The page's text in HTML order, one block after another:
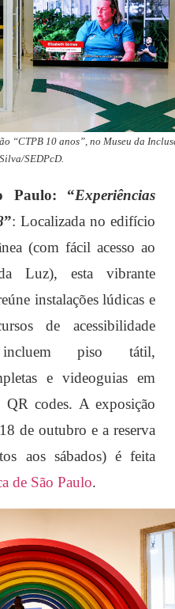
“CTPB 10 anos”, no Museu da
SEDPcD.
Paulo: “Experiências
”: Localizada no edifício
(com fácil acesso ao
Luz), esta vibrante
instalações lúdicas e
de acessibilidade
piso tátil,
e videoguias em
QR codes. A exposição
de outubro e a reserva
aos sábados) é feita
de São Paulo.